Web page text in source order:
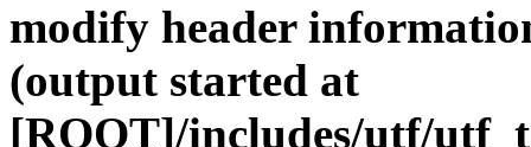
modify header
(output started at
[ROOT]/includes/utf/